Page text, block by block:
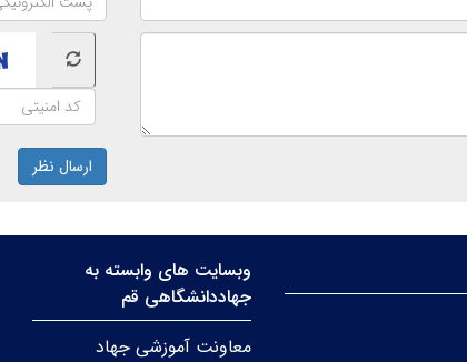
ارسال نظر
وبسایت های وابسته به
جهاددانشگاهی قم
معاونت آموزشی جهاد